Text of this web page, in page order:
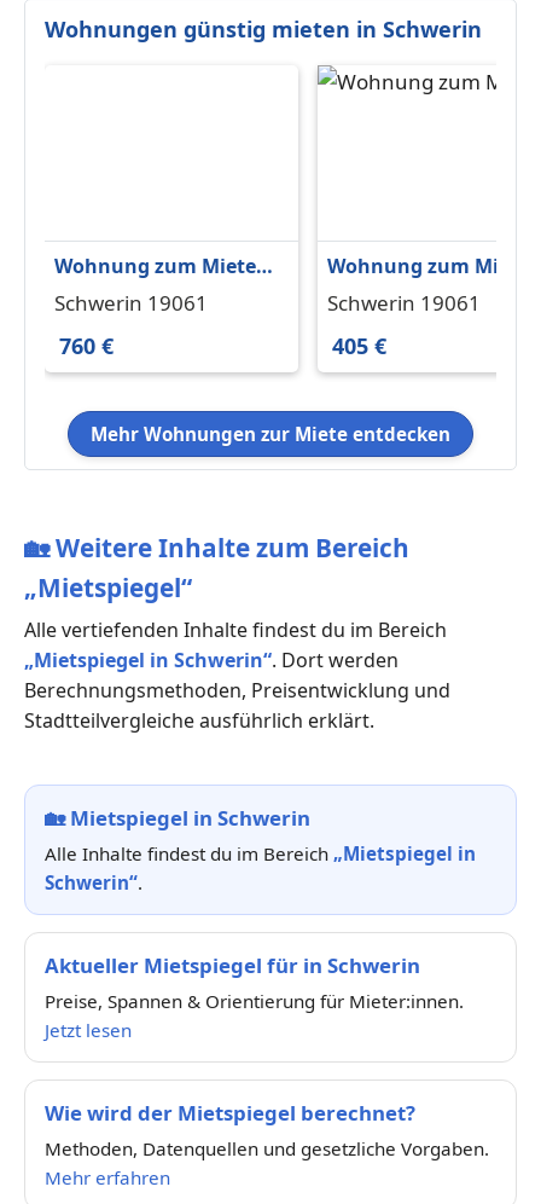
Wohnungen günstig mieten in Schwerin
Wohnung zum Mieten
in Schwerin 760 € 80 m²
Schwerin 19061
760 €
Wohnung zum Mieten
in Schwerin 405 € 58
Schwerin 19061
405 €
Mehr Wohnungen zur Miete entdecken
🏡Weitere Inhalte zum Bereich
„Mietspiegel“
Alle vertiefenden Inhalte findest du im Bereich
„Mietspiegel in Schwerin“. Dort werden
Berechnungsmethoden, Preisentwicklung und
Stadtteilvergleiche ausführlich erklärt.
🏡Mietspiegel in Schwerin
Alle Inhalte findest du im Bereich „Mietspiegel in
Schwerin“.
Aktueller Mietspiegel für in Schwerin
Preise, Spannen & Orientierung für Mieter:innen.
Jetzt lesen
Wie wird der Mietspiegel berechnet?
Methoden, Datenquellen und gesetzliche Vorgaben.
Mehr erfahren